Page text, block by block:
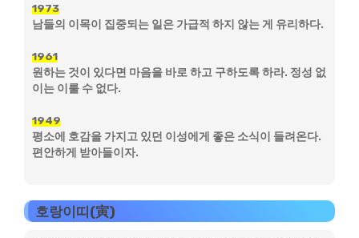
1973
남들의 이목이 집중되는 일은 가급적 하지 않는 게 유리하다.
1961
원하는 것이 있다면 마음을 바로 하고 구하도록 하라. 정성 없
이는 이룰 수 없다.
1949
평소에 호감을 가지고 있던 이성에게 좋은 소식이 들려온다.
편안하게 받아들이자.
호랑이띠(寅)